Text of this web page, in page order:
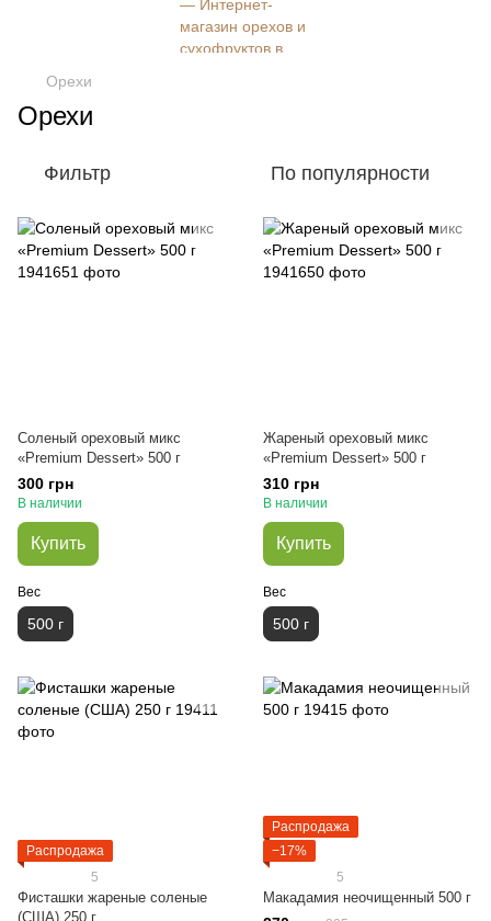
Орехи
Орехи
Фильтр По популярности
Соленый ореховый микс
«Premium Dessert» 500 г
300 грн
В наличии
Купить
Вес
500 г
Жареный ореховый микс
«Premium Dessert» 500 г
310 грн
В наличии
Купить
Вес
500 г
Распродажа
5
Фисташки жареные соленые
(США) 250 г
Распродажа
−17%
5
Макадамия неочищенный 500 г